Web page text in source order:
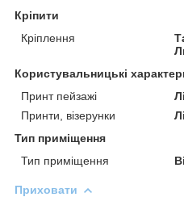
Кріпити
Кріплення
Користувальницькі
Принт пейзажі
Принти, візерунки
Тип приміщення
Тип приміщення
Приховати